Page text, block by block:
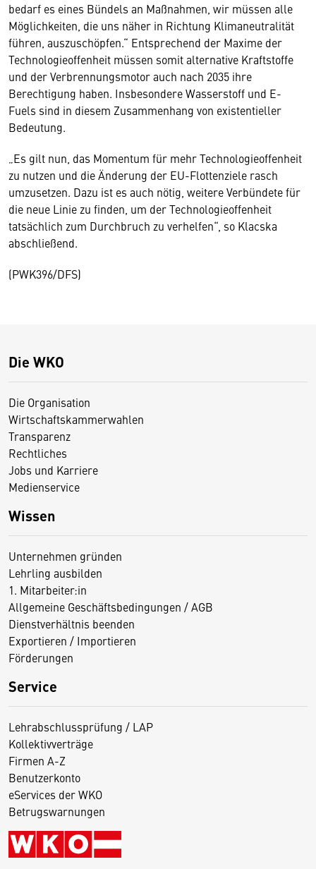
bedarf es eines Bündels an Maßnahmen, wir müssen alle
Möglichkeiten, die uns näher in Richtung Klimaneutralität
führen, auszuschöpfen.“ Entsprechend der Maxime der
Technologieoffenheit müssen somit alternative Kraftstoffe
und der Verbrennungsmotor auch nach 2035 ihre
Berechtigung haben. Insbesondere Wasserstoff und E-
Fuels sind in diesem Zusammenhang von existentieller
Bedeutung.
„Es gilt nun, das Momentum für mehr Technologieoffenheit
zu nutzen und die Änderung der EU-Flottenziele rasch
umzusetzen. Dazu ist es auch nötig, weitere Verbündete für
die neue Linie zu finden, um der Technologieoffenheit
tatsächlich zum Durchbruch zu verhelfen“, so Klacska
abschließend.
(PWK396/DFS)
Die WKO
Die Organisation
Wirtschaftskammerwahlen
Transparenz
Rechtliches
Jobs und Karriere
Medienservice
Wissen
Unternehmen gründen
Lehrling ausbilden
1. Mitarbeiter:in
Allgemeine Geschäftsbedingungen / AGB
Dienstverhältnis beenden
Exportieren / Importieren
Förderungen
Service
Lehrabschlussprüfung / LAP
Kollektivverträge
Firmen A-Z
Benutzerkonto
eServices der WKO
Betrugswarnungen